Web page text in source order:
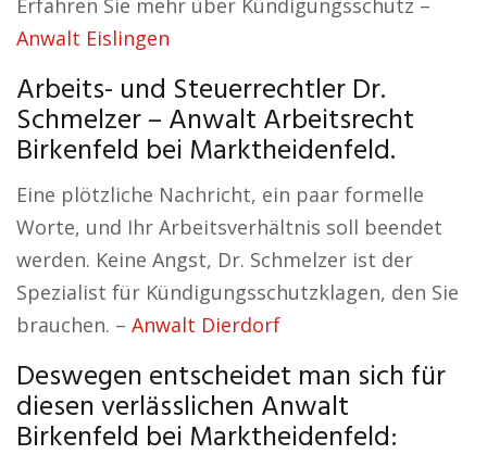
Erfahren Sie mehr über Kündigungsschutz –
Anwalt Eislingen
Arbeits- und Steuerrechtler Dr.
Schmelzer – Anwalt Arbeitsrecht
Birkenfeld bei Marktheidenfeld.
Eine plötzliche Nachricht, ein paar formelle
Worte, und Ihr Arbeitsverhältnis soll beendet
werden. Keine Angst, Dr. Schmelzer ist der
Spezialist für Kündigungsschutzklagen, den Sie
brauchen. – Anwalt Dierdorf
Deswegen entscheidet man sich für
diesen verlässlichen Anwalt
Birkenfeld bei Marktheidenfeld: